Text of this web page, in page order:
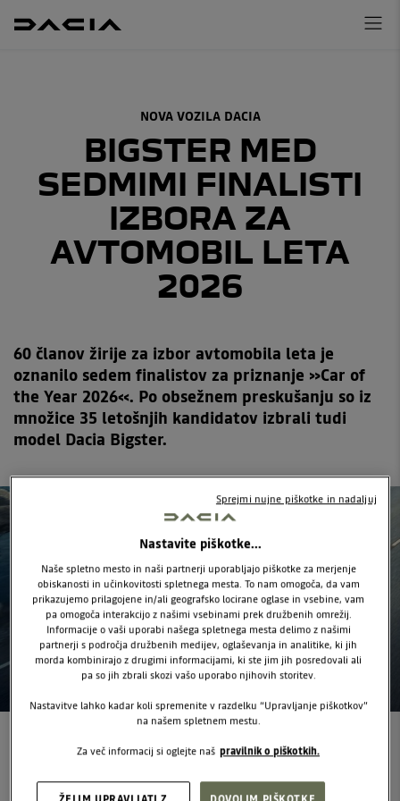
NOVA VOZILA DACIA
BIGSTER MED
SEDMIMI FINALISTI
IZBORA ZA
AVTOMOBIL LETA
2026
60 članov žirije za izbor avtomobila leta je
oznanilo sedem finalistov za priznanje »Car of
the Year 2026«. Po obsežnem preskušanju so iz
množice 35 letošnjih kandidatov izbrali tudi
model Dacia Bigster.
segmenta C, vozila, ki združuje enostavnost, pripravnost in
Nastavite piškotke...
Naše spletno mesto in naši partnerji uporabljajo piškotke za merjenje
obiskanosti in učinkovitosti spletnega mesta. To nam omogoča, da vam
prikazujemo prilagojene in/ali geografsko locirane oglase in vsebine, vam
pa omogoča interakcijo z našimi vsebinami prek družbenih omrežij.
Informacije o vaši uporabi našega spletnega mesta delimo z našimi
partnerji s področja družbenih medijev, oglaševanja in analitike, ki jih
morda kombinirajo z drugimi informacijami, ki ste jim jih posredovali ali
pa so jih zbrali skozi vašo uporabo njihovih storitev.
Nastavitve lahko kadar koli spremenite v razdelku “Upravljanje piškotkov”
na našem spletnem mestu.
Za več informacij si oglejte naš pravilnik o piškotkih.
Sprejmi nujne piškotke in nadaljuj